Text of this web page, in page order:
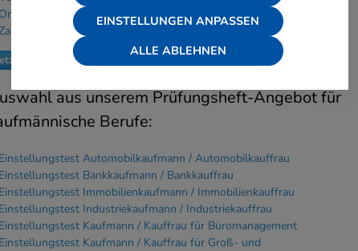
EINSTELLUNGEN ANPASSEN
ALLE ABLEHNEN
Einstellungstest Zahnmedizinischer Fachangestellter /
Fachangestellte
Online-Tests kaufen
aus unserem Prüfungsheft-Angebot für
Berufe:
Automobilkaufmann / Automobilkauffrau
Bankkaufmann / Bankkauffrau
Immobilienkaufmann / Immobilienkauffrau
Industriekaufmann / Industriekauffrau
Kaufmann / Kauffrau für Büromanagement
Kaufmann / Kauffrau für Groß- und